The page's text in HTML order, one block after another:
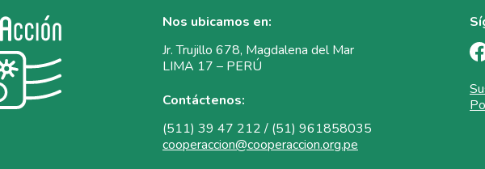
Nos ubicamos en:
Jr. Trujillo 678, Magdalena del Mar
LIMA 17 – PERÚ
Contáctenos:
(511) 39 47 212 / (51) 961858035
cooperaccion@cooperaccion.org.pe